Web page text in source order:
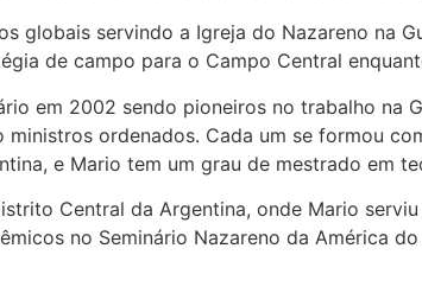
globais servindo a Igreja do Nazareno na
de campo para o Campo Central
em 2002 sendo pioneiros no trabalho na
ministros ordenados. Cada um se formou
e Mario tem um grau de mestrado em
Central da Argentina, onde Mario
no Seminário Nazareno da América